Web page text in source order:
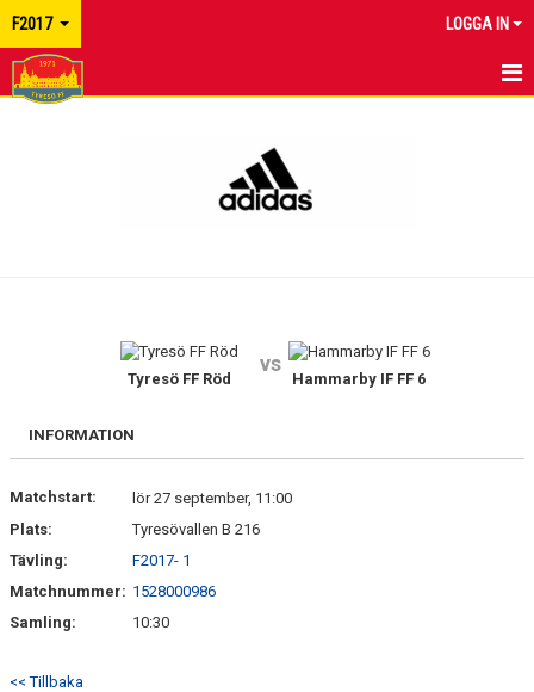
F2017 LOGGA IN
DOKUMENT
Tyresö FF Röd
vs
Hammarby IF FF 6
INFORMATION
Matchstart:
lör 27 september, 11:00
Plats:
Tyresövallen B 216
Tävling:
F2017- 1
Matchnummer: 1528000986
Samling:
10:30
<< Tillbaka